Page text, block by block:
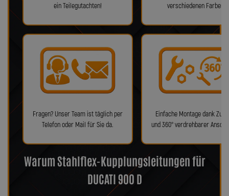
ein Teilegutachten!
verschiedenen Farben!
Fragen? Unser Team ist täglich per
Telefon oder Mail für Sie da.
Einfache Montage dank
und 360° verdrehbarer
Warum Stahlflex-Kupplungsleitungen für
DUCATI 900 D